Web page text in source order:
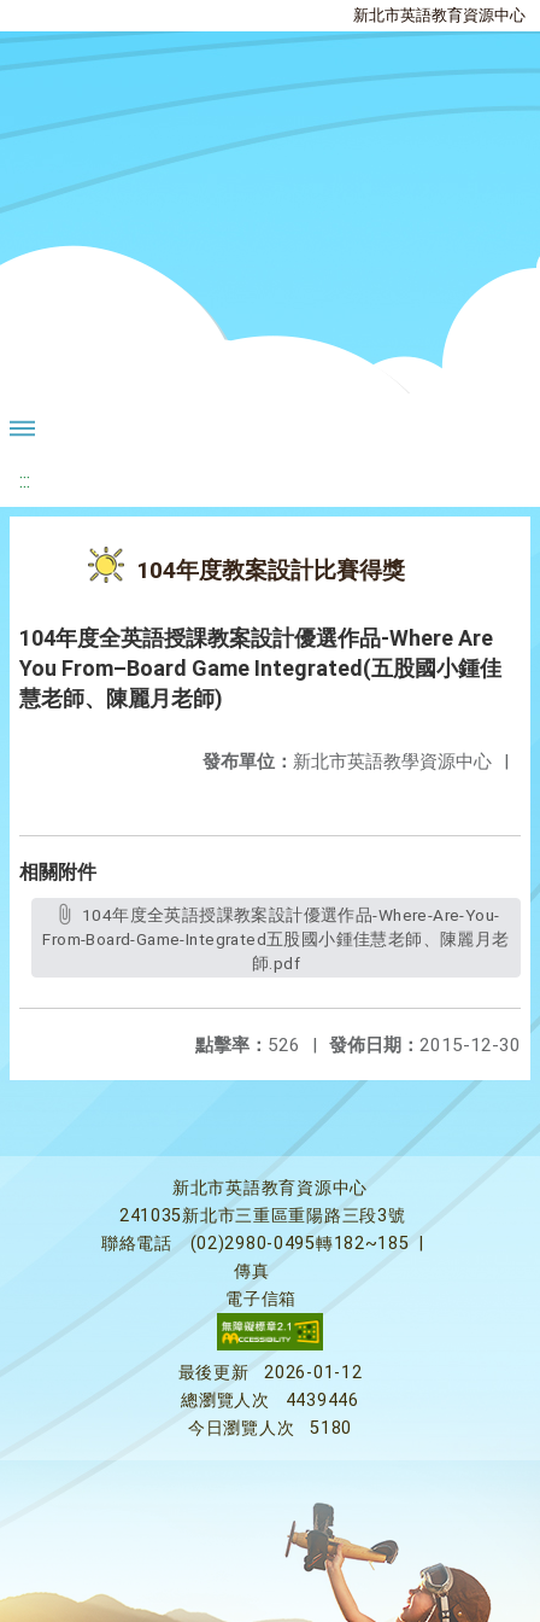
新北市英語教育資源中心
:::
104年度教案設計比賽得獎
104年度全英語授課教案設計優選作品-Where Are
You From–Board Game Integrated(五股國小鍾佳
慧老師、陳麗月老師)
發布單位： 新北市英語教學資源中心 |
相關附件
From-Board-Game-Integrated五股國小鍾佳慧老師、陳麗月老
師.pdf
發佈日期： 2015-12-30
點擊率： 526 |
新北市英語教育資源中心
241035新北市三重區重陽路三段3號
聯絡電話
(02)2980-0495轉182~185
傳真
電子信箱
最後更新
2026-01-12
總瀏覽人次
4439446
今日瀏覽人次
5180